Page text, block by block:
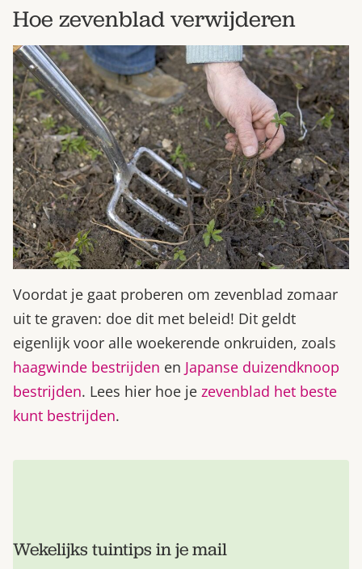
Hoe zevenblad verwijderen
Voordat je gaat proberen om zevenblad zomaar
uit te graven: doe dit met beleid! Dit geldt
eigenlijk voor alle woekerende onkruiden, zoals
haagwinde bestrijden en Japanse duizendknoop
bestrijden. Lees hier hoe je zevenblad het beste
kunt bestrijden.
Wekelijks tuintips in je mail